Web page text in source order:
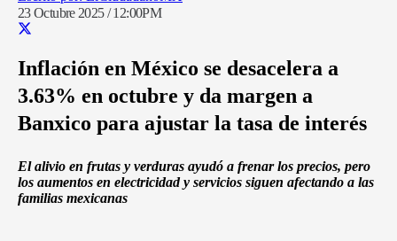
23 Octubre 2025 / 12:00PM
Inflación en México se desacelera a
3.63% en octubre y da margen a
Banxico para ajustar la tasa de interés
El alivio en frutas y verduras ayudó a frenar los precios, pero
los aumentos en electricidad y servicios siguen afectando a las
familias mexicanas